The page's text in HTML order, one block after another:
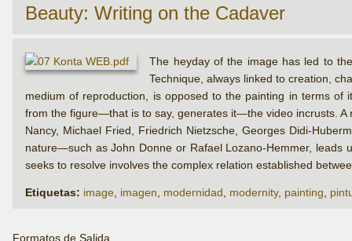
Beauty: Writing on the Cadaver
The heyday of the image has led to
Technique, always linked to creation,
medium of reproduction, is opposed to the painting in terms
from the figure—that is to say, generates it—the video incrusts.
Nancy, Michael Fried, Friedrich Nietzsche, Georges Didi-
nature—such as John Donne or Rafael Lozano-Hemmer, leads
seeks to resolve involves the complex relation established
Etiquetas: image imagen modernidad modernity, painting
Formatos de Salida